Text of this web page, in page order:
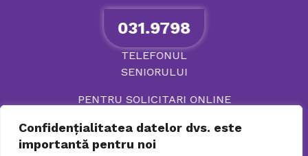
Confidențialitatea datelor dvs. este
importantă pentru noi
031.9798
TELEFONUL
SENIORULUI
PENTRU SOLICITARI ONLINE